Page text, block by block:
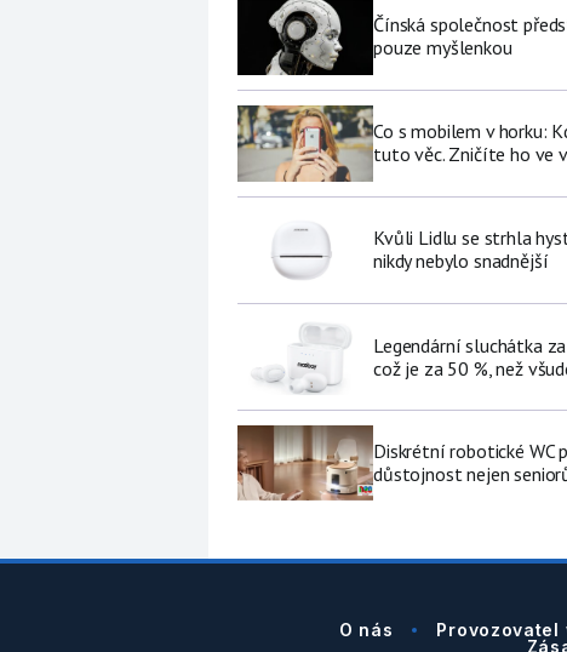
Čínská společnost
pouze myšlenkou
Co s mobilem v horku:
tuto věc. Zničíte ho ve
Kvůli Lidlu se strhla
nikdy nebylo snadnější
Legendární sluchátka
což je za 50 %, než
Diskrétní robotické WC
důstojnost nejen
O nás Provozovatel